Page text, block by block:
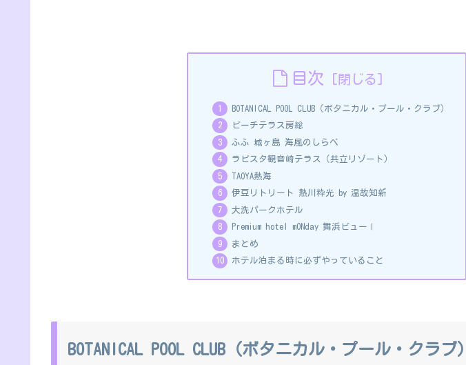
目次
BOTANICAL POOL CLUB（ボタニカル・プール・クラブ）
ビーチテラス房総
ふふ 城ヶ島 海風のしらべ
ラビスタ観音崎テラス（共立リゾート）
TAOYA熱海
伊豆リトリート 熱川粋光 by 温故知新
大洗パークホテル
Premium hotel mONday 舞浜ビューⅠ
まとめ
ホテル泊まる時に必ずやっていること
BOTANICAL POOL CLUB（ボタニカル・プール・クラブ）